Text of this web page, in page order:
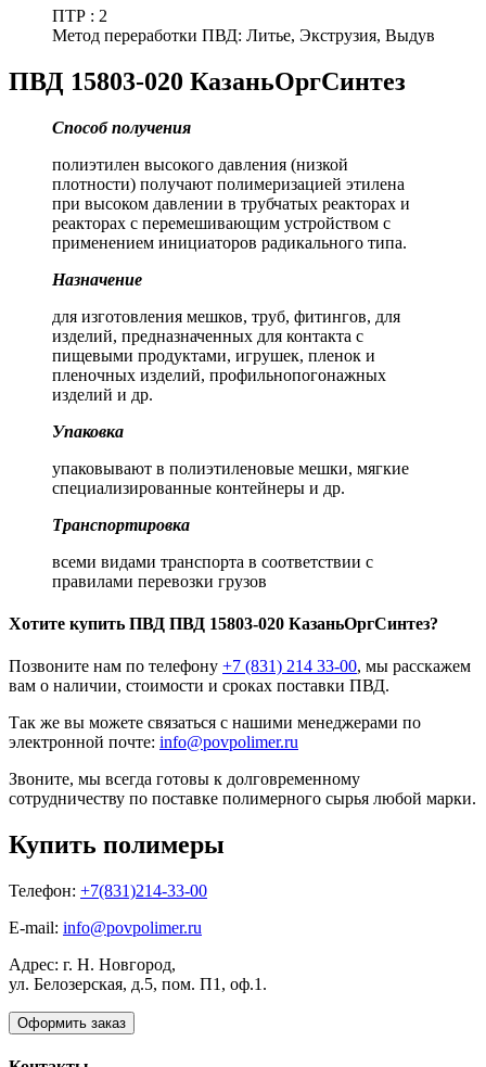
ПТР : 2
Метод переработки ПВД: Литье, Экструзия, Выдув
ПВД 15803-020 КазаньОргСинтез
Способ получения
полиэтилен высокого давления (низкой
плотности) получают полимеризацией этилена
при высоком давлении в трубчатых реакторах и
реакторах с перемешивающим устройством с
применением инициаторов радикального типа.
Назначение
для изготовления мешков, труб, фитингов, для
изделий, предназначенных для контакта с
пищевыми продуктами, игрушек, пленок и
пленочных изделий, профильнопогонажных
изделий и др.
Упаковка
упаковывают в полиэтиленовые мешки, мягкие
специализированные контейнеры и др.
Транспортировка
всеми видами транспорта в соответствии с
правилами перевозки грузов
Хотите купить ПВД ПВД 15803-020 КазаньОргСинтез?
Позвоните нам по телефону +7 (831) 214 33-00, мы расскажем
вам о наличии, стоимости и сроках поставки ПВД.
Так же вы можете связаться с нашими менеджерами по
электронной почте: info@povpolimer.ru
Звоните, мы всегда готовы к долговременному
сотрудничеству по поставке полимерного сырья любой марки.
Купить полимеры
Телефон: +7(831)214-33-00
E-mail: info@povpolimer.ru
Адрес: г. Н. Новгород,
ул. Белозерская, д.5, пом. П1, оф.1.
Оформить заказ